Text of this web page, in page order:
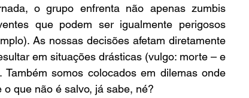
o grupo enfrenta não apenas zumbis
que podem ser igualmente perigosos
As nossas decisões afetam diretamente
em situações drásticas (vulgo: morte – e
somos colocados em dilemas onde
que não é salvo, já sabe, né?